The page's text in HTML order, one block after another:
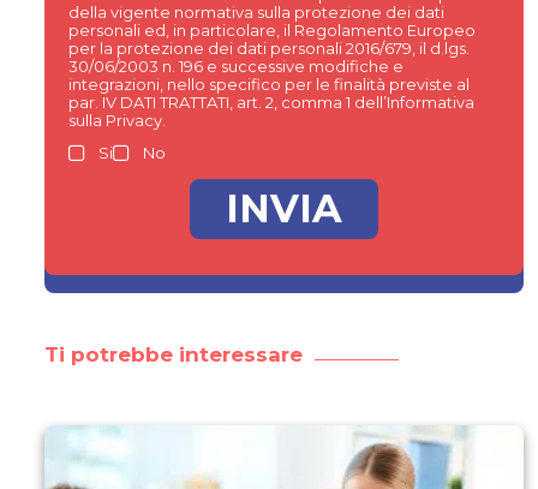
della vigente normativa sulla protezione dei dati
personali ed, in particolare, il Regolamento Europeo
per la protezione dei dati personali 2016/679, il d.lgs.
30/06/2003 n. 196 e successive modifiche e
integrazioni, nello specifico per le finalità previste al
par. IV DATI TRATTATI, art. 2, comma 1 dell’Informativa
sulla Privacy.
Si
No
Ti potrebbe interessare